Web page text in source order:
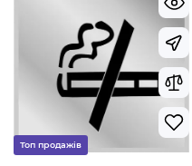
Топ продажів